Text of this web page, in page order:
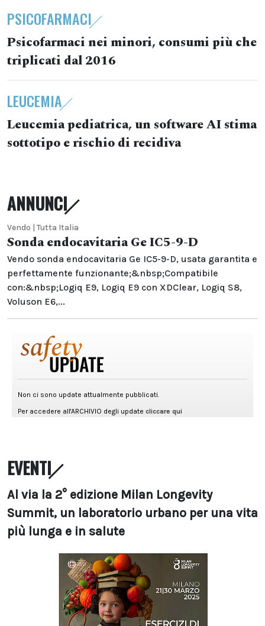
PSICOFARMACI
Psicofarmaci nei minori, consumi più che
triplicati dal 2016
LEUCEMIA
Leucemia pediatrica, un software AI stima
sottotipo e rischio di recidiva
ANNUNCI
Vendo | Tutta Italia
Sonda endocavitaria Ge IC5-9-D
Vendo sonda endocavitaria Ge IC5-9-D, usata garantita e
perfettamente funzionante;&nbsp;Compatibile
con:&nbsp;Logiq E9, Logiq E9 con XDClear, Logiq S8,
Voluson E6,...
EVENTI
Al via la 2° edizione Milan Longevity
Summit, un laboratorio urbano per una vita
più lunga e in salute